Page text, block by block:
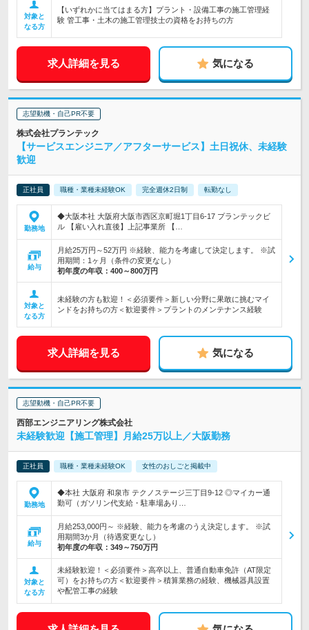
対象と
なる方
【いずれかに当てはまる方】プラント・設備工事の施工管理経
験 管工事・土木の施工管理技士の資格をお持ちの方
求人詳細を見る 気になる
志望動機・自己PR不要
株式会社プランテック
【サービスエンジニア／アフターサービス】土日祝休、未経験
歓迎
正社員 職種・業種未経験OK 完全週休2日制 転勤なし
勤務地
◆大阪本社 大阪府大阪市西区京町堀1丁目6-17 プランテックビ
ル 【雇い入れ直後】上記事業所 【…
給与
月給25万円～52万円 ※経験、能力を考慮して決定します。 ※試
用期間：1ヶ月（条件の変更なし）
初年度の年収： 400～800万円
対象と
なる方
未経験の方も歓迎！＜必須要件＞新しい分野に果敢に挑むマイ
ンドをお持ちの方＜歓迎要件＞プラントのメンテナンス経験
求人詳細を見る 気になる
志望動機・自己PR不要
西部エンジニアリング株式会社
未経験歓迎【施工管理】月給25万以上／大阪勤務
正社員 職種・業種未経験OK 女性のおしごと掲載中
勤務地
◆本社 大阪府 和泉市 テクノステージ三丁目9-12 ◎マイカー通
勤可（ガソリン代支給・駐車場あり…
給与
月給253,000円～ ※経験、能力を考慮のうえ決定します。 ※試
用期間3か月（待遇変更なし）
初年度の年収： 349～750万円
対象と
なる方
未経験歓迎！＜必須要件＞高卒以上、普通自動車免許（AT限定
可）をお持ちの方＜歓迎要件＞積算業務の経験、機械器具設置
や配管工事の経験